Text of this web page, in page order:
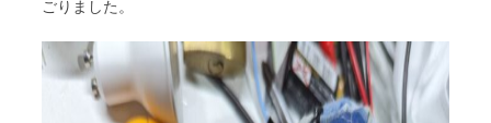
ごりました。